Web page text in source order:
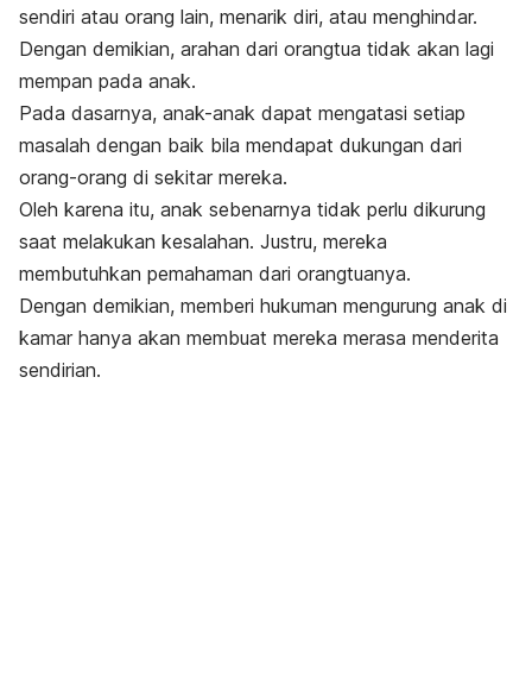
sendiri atau orang lain, menarik diri, atau menghindar.
Dengan demikian, arahan dari orangtua tidak akan lagi
mempan pada anak.
Pada dasarnya, anak-anak dapat mengatasi setiap
masalah dengan baik bila mendapat dukungan dari
orang-orang di sekitar mereka.
Oleh karena itu, anak sebenarnya tidak perlu dikurung
saat melakukan kesalahan. Justru, mereka
membutuhkan pemahaman dari orangtuanya.
Dengan demikian, memberi hukuman mengurung anak di
kamar hanya akan membuat mereka merasa menderita
sendirian.